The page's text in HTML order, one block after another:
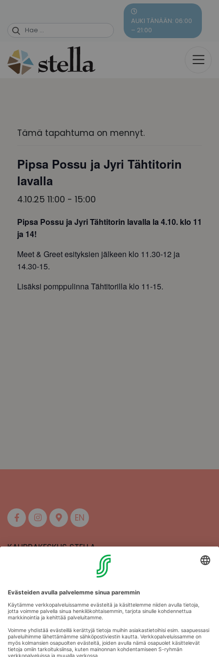
content
AUKI TÄNÄÄN: 06:00
– 21:00
Tämä tapahtuma on mennyt.
Pipsa Possu ja Jyri Tähtitorin
lavalla
4.10.25 11:00 - 15:00
Pipsa Possu ja Jyri Tähtitorin lavalla la 4.10. klo 11
ja 14!
Meet & Greet esityksien jälkeen klo 11.30-12 ja
14.30-15.
Lisäksi pomppulinna Tähtitorilla klo 11-15.
EN
KAUPPAKESKUS STELLA
Aukioloajat
Anna palautetta
Kartat
Stellan esittely